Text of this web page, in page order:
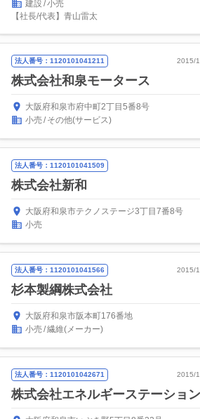
建設 小売
【社長/代表】青山雷太
法人番号：1120101041211 2015/
株式会社和泉モータース
大阪府和泉市府中町2丁目5番8号
小売
その他(サービス)
法人番号：1120101041509
株式会社新和
大阪府和泉市テクノステージ3丁目7番8号
小売
法人番号：1120101041566 2015/
杉本製綱株式会社
大阪府和泉市阪本町176番地
小売 繊維(メーカー)
法人番号：1120101042671 2015/
株式会社エネルギーステーション